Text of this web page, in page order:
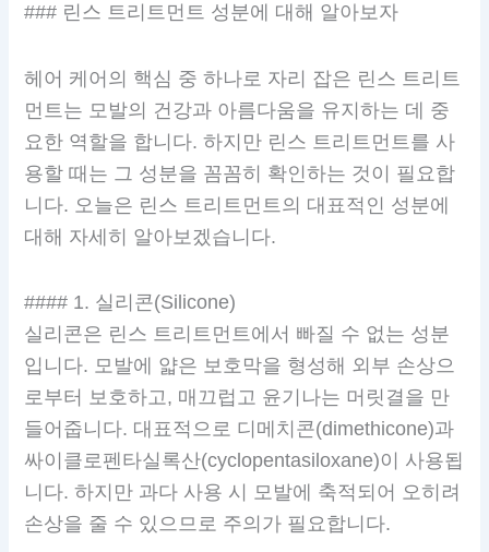
### 린스 트리트먼트 성분에 대해 알아보자
헤어 케어의 핵심 중 하나로 자리 잡은 린스 트리트
먼트는 모발의 건강과 아름다움을 유지하는 데 중
요한 역할을 합니다. 하지만 린스 트리트먼트를 사
용할 때는 그 성분을 꼼꼼히 확인하는 것이 필요합
니다. 오늘은 린스 트리트먼트의 대표적인 성분에
대해 자세히 알아보겠습니다.
#### 1. 실리콘(Silicone)
실리콘은 린스 트리트먼트에서 빠질 수 없는 성분
입니다. 모발에 얇은 보호막을 형성해 외부 손상으
로부터 보호하고, 매끄럽고 윤기나는 머릿결을 만
들어줍니다. 대표적으로 디메치콘(dimethicone)과
싸이클로펜타실록산(cyclopentasiloxane)이 사용됩
니다. 하지만 과다 사용 시 모발에 축적되어 오히려
손상을 줄 수 있으므로 주의가 필요합니다.